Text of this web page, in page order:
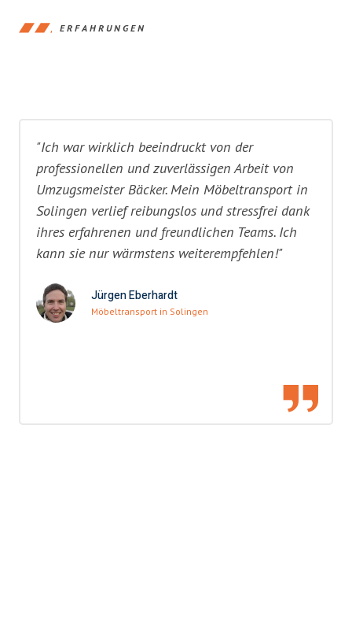
ERFAHRUNGEN
"Ich war wirklich beeindruckt von der
professionellen und zuverlässigen Arbeit von
Umzugsmeister Bäcker. Mein Möbeltransport in
Solingen verlief reibungslos und stressfrei dank
ihres erfahrenen und freundlichen Teams. Ich
kann sie nur wärmstens weiterempfehlen!"
Jürgen Eberhardt
Möbeltransport in Solingen